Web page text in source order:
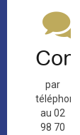
par
téléphone
au 02
98 70